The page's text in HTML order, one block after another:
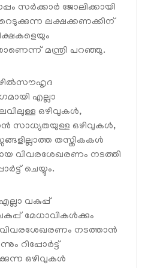
സർക്കാർ ജോലിക്കായി
ലക്ഷക്കണക്കിന്
മന്ത്രി പറഞ്ഞു.
എല്ലാ
ഒഴിവുകൾ,
സാധ്യതയുള്ള ഒഴിവുകൾ,
തസ്തികകൾ
വിവരശേഖരണം നടത്തി
ചെയ്യും.
വകുപ്പ്
മേധാവികൾക്കും
വിവരശേഖരണം നടത്താൻ
റിപ്പോർട്ട്
ഒഴിവുകൾ